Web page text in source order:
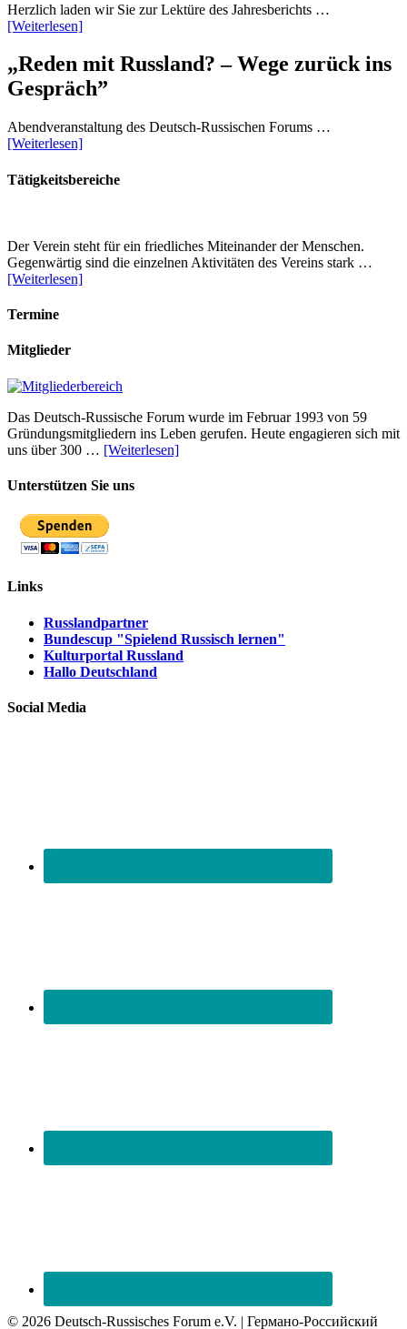
Herzlich laden wir Sie zur Lektüre des Jahresberichts …
[Weiterlesen]
„Reden mit Russland? – Wege zurück ins
Gespräch”
Abendveranstaltung des Deutsch-Russischen Forums …
[Weiterlesen]
Tätigkeitsbereiche
Der Verein steht für ein friedliches Miteinander der Menschen.
Gegenwärtig sind die einzelnen Aktivitäten des Vereins stark …
[Weiterlesen]
Termine
Mitglieder
Das Deutsch-Russische Forum wurde im Februar 1993 von 59
Gründungsmitgliedern ins Leben gerufen. Heute engagieren sich mit
uns über 300 … [Weiterlesen]
Unterstützen Sie uns
Links
Russlandpartner
Bundescup "Spielend Russisch lernen"
Kulturportal Russland
Hallo Deutschland
Social Media
© 2026 Deutsch-Russisches Forum e.V. | Германо-Российский